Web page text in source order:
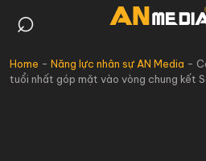
⌕
Home - Năng lực nhân sự AN Media -
tuổi nhất góp mặt vào vòng chung kết